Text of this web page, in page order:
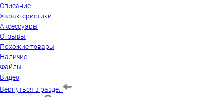
Описание
Характеристики
Аксессуары
Отзывы
Похожие товары
Наличие
Файлы
Видео
Вернуться в раздел